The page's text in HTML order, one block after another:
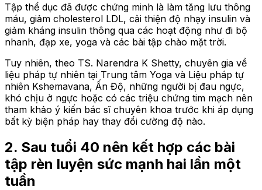
Tập thể dục đã được chứng minh là làm tăng lưu thông
máu, giảm cholesterol LDL, cải thiện độ nhạy insulin và
giảm kháng insulin thông qua các hoạt động như đi bộ
nhanh, đạp xe, yoga và các bài tập chào mặt trời.
Tuy nhiên, theo TS. Narendra K Shetty, chuyên gia về
liệu pháp tự nhiên tại Trung tâm Yoga và Liệu pháp tự
nhiên Kshemavana, Ấn Độ, những người bị đau ngực,
khó chịu ở ngực hoặc có các triệu chứng tim mạch nên
tham khảo ý kiến bác sĩ chuyên khoa trước khi áp dụng
bất kỳ biện pháp hay thay đổi cường độ nào.
2. Sau tuổi 40 nên kết hợp các bài
tập rèn luyện sức mạnh hai lần một
tuần